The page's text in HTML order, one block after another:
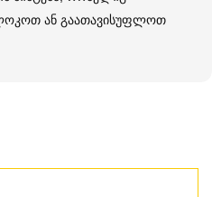
ან გაათავისუფლოთ